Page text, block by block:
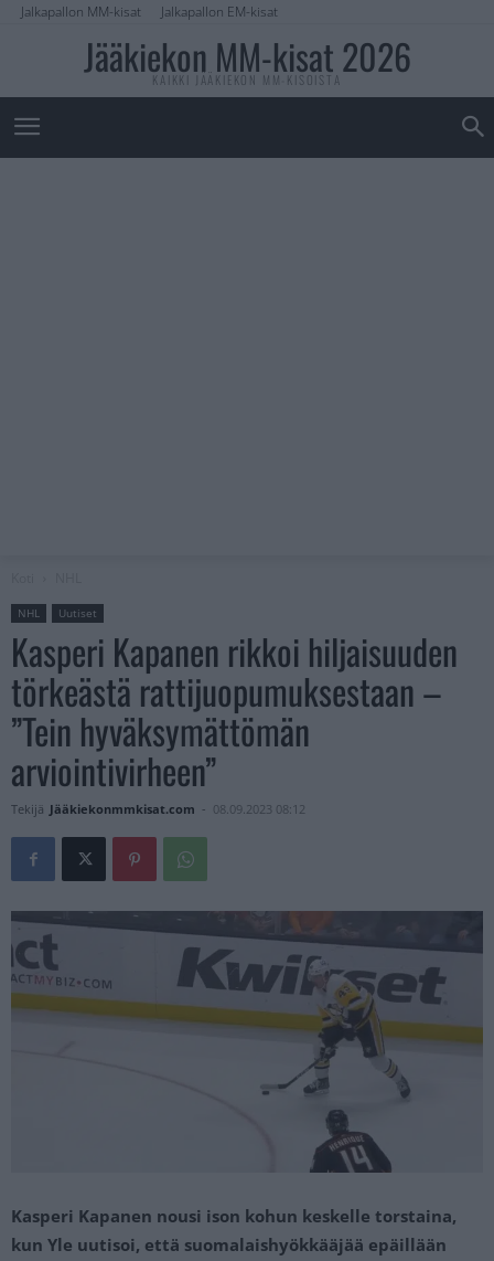
Jalkapallon MM-kisat Jalkapallon EM-kisat
Jääkiekon MM-kisat 2026
KAIKKI JÄÄKIEKON MM-KISOISTA
NHL Uutiset
Kasperi Kapanen rikkoi hiljaisuuden
törkeästä rattijuopumuksestaan –
”Tein hyväksymättömän
arviointivirheen”
Tekijä Jääkiekonmmkisat.com - 08.09.2023 08:12
Kasperi Kapanen nousi ison kohun keskelle torstaina,
kun Yle uutisoi, että suomalaishyökkääjää epäillään